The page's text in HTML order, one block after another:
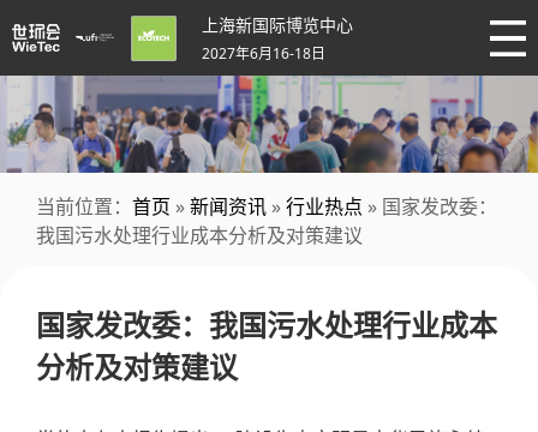
上海新国际博览中心
2027年6月16-18日
当前位置： 首页 »新闻资讯 »行业热点 » 国家发改委：
我国污水处理行业成本分析及对策建议
国家发改委：我国污水处理行业成本
分析及对策建议